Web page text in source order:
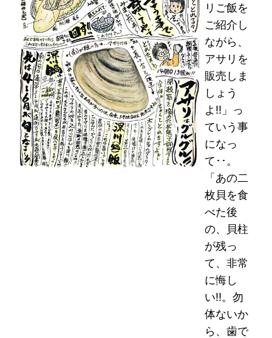
リご飯を
ご紹介し
ながら、
アサリを
販売しま
しょう
よ!!」っ
ていう事
になっ
て･･。
「あの二
枚貝を食
べた後
の、貝柱
が残っ
て、非常
に悔し
い!!。勿
体ないか
ら、歯で